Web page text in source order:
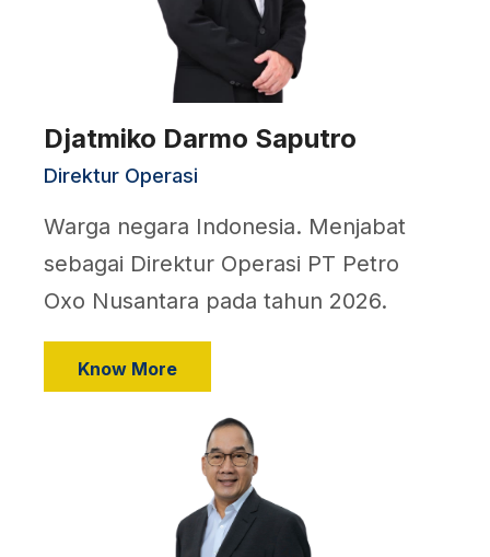
Djatmiko Darmo Saputro
Direktur Operasi
Warga negara Indonesia. Menjabat
sebagai Direktur Operasi PT Petro
Oxo Nusantara pada tahun 2026.
Know More